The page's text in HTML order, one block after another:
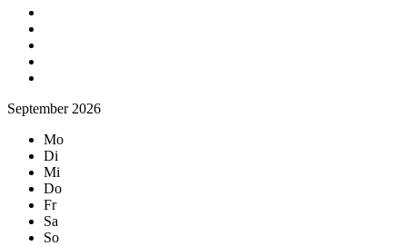
September 2026
Mo
Di
Mi
Do
Fr
Sa
So